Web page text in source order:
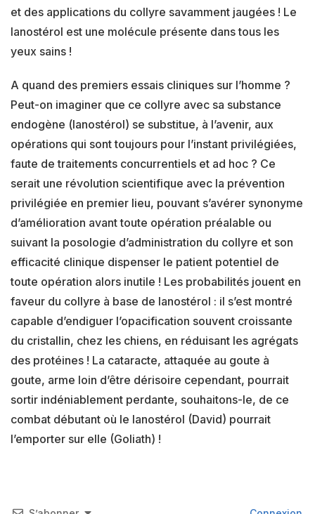
et des applications du collyre savamment jaugées ! Le
lanostérol est une molécule présente dans tous les
yeux sains !
A quand des premiers essais cliniques sur l’homme ?
Peut-on imaginer que ce collyre avec sa substance
endogène (lanostérol) se substitue, à l’avenir, aux
opérations qui sont toujours pour l’instant privilégiées,
faute de traitements concurrentiels et ad hoc ? Ce
serait une révolution scientifique avec la prévention
privilégiée en premier lieu, pouvant s’avérer synonyme
d’amélioration avant toute opération préalable ou
suivant la posologie d’administration du collyre et son
efficacité clinique dispenser le patient potentiel de
toute opération alors inutile ! Les probabilités jouent en
faveur du collyre à base de lanostérol : il s’est montré
capable d’endiguer l’opacification souvent croissante
du cristallin, chez les chiens, en réduisant les agrégats
des protéines ! La cataracte, attaquée au goute à
goute, arme loin d’être dérisoire cependant, pourrait
sortir indéniablement perdante, souhaitons-le, de ce
combat débutant où le lanostérol (David) pourrait
l’emporter sur elle (Goliath) !